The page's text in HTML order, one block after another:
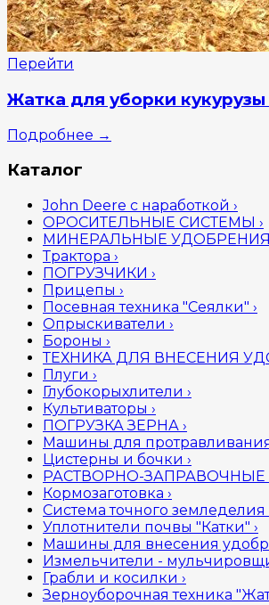
Перейти
Жатка для уборки кукурузы
Подробнее →
Каталог
John Deere с наработкой ›
ОРОСИТЕЛЬНЫЕ СИСТЕМЫ ›
МИНЕРАЛЬНЫЕ УДОБРЕНИЯ
Трактора ›
ПОГРУЗЧИКИ ›
Прицепы ›
Посевная техника "Сеялки" ›
Опрыскиватели ›
Бороны ›
ТЕХНИКА ДЛЯ ВНЕСЕНИЯ
Плуги ›
Глубокорыхлители ›
Культиваторы ›
ПОГРУЗКА ЗЕРНА ›
Машины для
Цистерны и бочки ›
РАСТВОРНО-ЗАПРАВОЧНЫЕ
Кормозаготовка ›
Система точного земледелия
Уплотнители почвы "Катки" ›
Машины для внесения
Измельчители -
Грабли и косилки ›
Зерноуборочная техника